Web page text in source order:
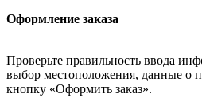
Оформление заказа
Проверьте правильность ввода
выбор местоположения, данные о
кнопку «Оформить заказ».